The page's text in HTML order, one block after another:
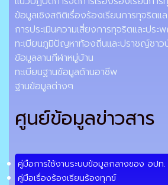
ข้อมูลเชิงสถิติเรื่องร้องเรียนการทุจริตแ
การประเมินความเสี่ยงการทุจริตและปร
ทะเบียนภูมิปัญหาท้องถิ่นและปราชญ์ชาว
ข้อมูลลานกีฬาหมู่บ้าน
ทะเบียนฐานข้อมูลด้านอาชีพ
ฐานข้อมูลต่างๆ
ศูนย์ข้อมูลข่าวสาร
คู่มือการใช้งานระบบข้อมูลกลางของ อปท.
คู่มือเรื่องร้องเรียนร้องทุกข์